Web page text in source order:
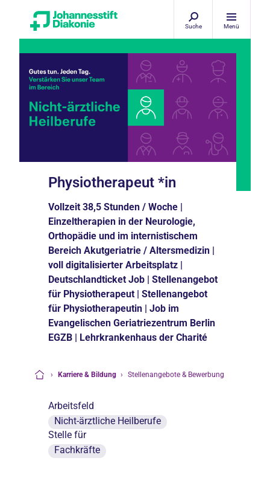
Suche Menü
Physiotherapeut *in
Vollzeit 38,5 Stunden / Woche |
Einzeltherapien in der Neurologie,
Orthopädie und im internistischem
Bereich Akutgeriatrie / Altersmedizin |
voll digitalisierter Arbeitsplatz |
Deutschlandticket Job | Stellenangebot
für Physiotherapeut | Stellenangebot
für Physiotherapeutin | Job im
Evangelischen Geriatriezentrum Berlin
EGZB | Lehrkrankenhaus der Charité
› Karriere & Bildung › Stellenangebote & Bewerbung
Arbeitsfeld
Nicht-ärztliche Heilberufe
Stelle für
Fachkräfte